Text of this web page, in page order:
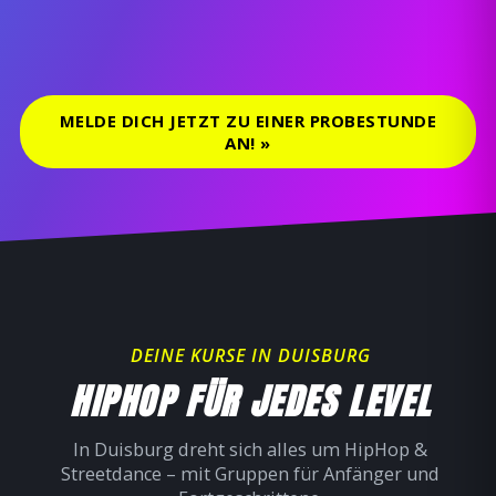
MELDE DICH JETZT ZU EINER PROBESTUNDE
AN! »
DEINE KURSE IN DUISBURG
HIPHOP FÜR JEDES LEVEL
In Duisburg dreht sich alles um HipHop &
Streetdance – mit Gruppen für Anfänger und